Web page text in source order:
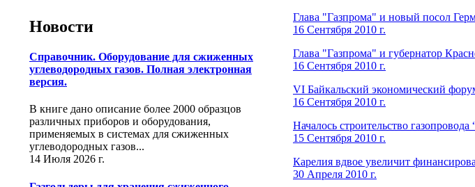
Новости
Справочник. Оборудование для сжиженных
углеводородных газов. Полная электронная
версия.
В книге дано описание более 2000 образцов
различных приборов и оборудования,
применяемых в системах для сжиженных
углеводородных газов...
14 Июля 2026 г.
Глава "Газпрома" и новый посол
16 Сентября 2010 г.
Глава "Газпрома" и губернатор
16 Сентября 2010 г.
VI Байкальский экономический
16 Сентября 2010 г.
Началось строительство
15 Сентября 2010 г.
Карелия вдвое увеличит
30 Апреля 2010 г.